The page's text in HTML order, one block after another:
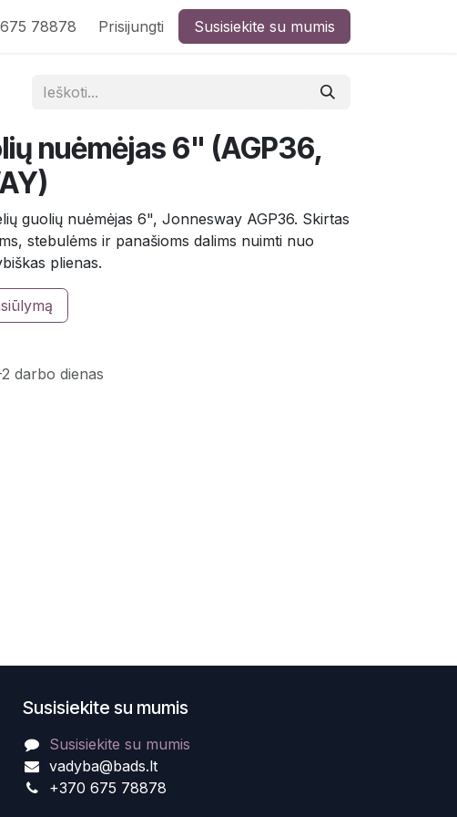
78878 Prisijungti Susisiekite su mumis
nuėmėjas 6" (AGP36,
guolių nuėmėjas 6", Jonnesway AGP36. Skirtas
stebulėms ir panašioms dalims nuimti nuo
plienas.
darbo dienas
Susisiekite su mumis
Susisiekite su mumis
vadyba@bads.lt
+370 675 78878